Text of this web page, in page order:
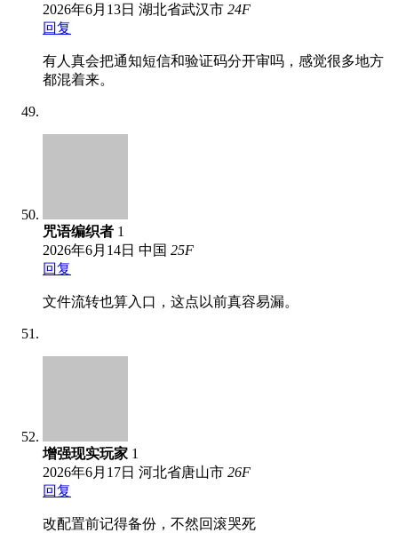
2026年6月13日 湖北省武汉市 24F
回复
有人真会把通知短信和验证码分开审吗，感觉很多地方
都混着来。
咒语编织者 1
2026年6月14日 中国 25F
回复
文件流转也算入口，这点以前真容易漏。
增强现实玩家 1
2026年6月17日 河北省唐山市 26F
回复
改配置前记得备份，不然回滚哭死